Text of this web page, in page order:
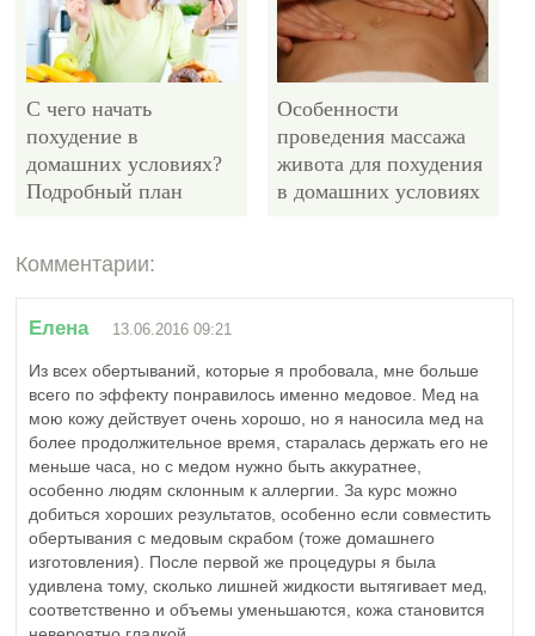
С чего начать
похудение в
домашних условиях?
Подробный план
Особенности
проведения массажа
живота для похудения
в домашних условиях
20003
Бег на месте дома для
похудения – через
сколько ждать
результат?
Комментарии:
Елена 13.06.2016 09:21
Из всех обертываний, которые я пробовала, мне больше
всего по эффекту понравилось именно медовое. Мед на
мою кожу действует очень хорошо, но я наносила мед на
более продолжительное время, старалась держать его не
меньше часа, но с медом нужно быть аккуратнее,
особенно людям склонным к аллергии. За курс можно
добиться хороших результатов, особенно если совместить
обертывания с медовым скрабом (тоже домашнего
изготовления). После первой же процедуры я была
удивлена тому, сколько лишней жидкости вытягивает мед,
соответственно и объемы уменьшаются, кожа становится